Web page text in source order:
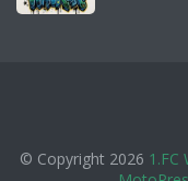
© Copyright 2026 1.FC